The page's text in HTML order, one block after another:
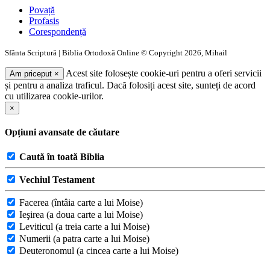
Povață
Profasis
Corespondență
Sfânta Scriptură | Biblia Ortodoxă Online © Copyright 2026, Mihail
Am priceput ×
Acest site folosește cookie-uri pentru a oferi servicii
și pentru a analiza traficul. Dacă folosiți acest site, sunteți de acord
cu utilizarea cookie-urilor.
×
Opțiuni avansate de căutare
Caută în toată Biblia
Vechiul Testament
Facerea (întâia carte a lui Moise)
Ieşirea (a doua carte a lui Moise)
Leviticul (a treia carte a lui Moise)
Numerii (a patra carte a lui Moise)
Deuteronomul (a cincea carte a lui Moise)